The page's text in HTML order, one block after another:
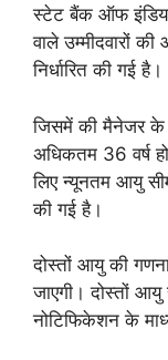
स्टेट बैंक ऑफ
वाले उम्मीदवारों
निर्धारित की गई है।
जिसमें की मैनेजर के
अधिकतम 36 वर्ष
लिए न्यूनतम आयु
की गई है।
दोस्तों आयु की
जाएगी। दोस्तों
नोटिफिकेशन के